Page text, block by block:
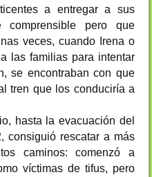
a entregar a sus
comprensible pero que
veces, cuando Irena o
las familias para intentar
se encontraban con que
tren que los conduciría a
hasta la evacuación del
consiguió rescatar a más
caminos: comenzó a
víctimas de tifus, pero